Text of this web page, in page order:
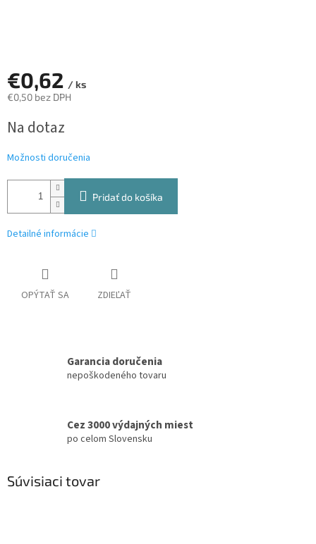
€0,62 / ks
€0,50 bez DPH
cena:
Na dotaz
Možnosti doručenia
Pridať do košíka
Detailné informácie
OPÝTAŤ SA ZDIEĽAŤ
Garancia doručenia
nepoškodeného tovaru
Cez 3000 výdajných miest
po celom Slovensku
Súvisiaci tovar